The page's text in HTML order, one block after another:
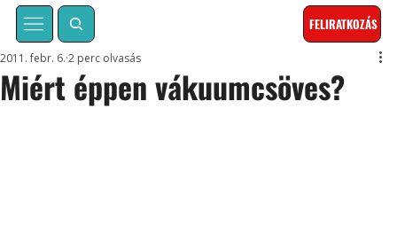
FELIRATKOZÁS
Miért éppen vákuumcsöves?
2011. febr. 6. 2 perc olvasás